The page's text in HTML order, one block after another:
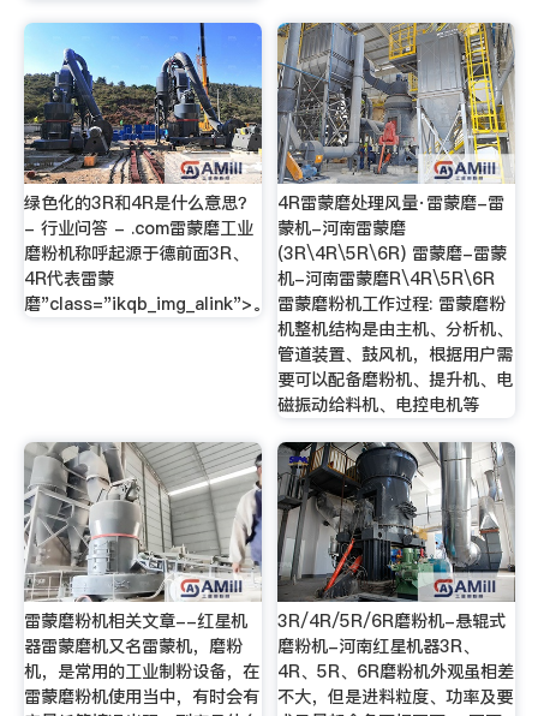
绿色化的3R和4R是什么意思？
- 行业问答 - .com雷蒙磨工业
磨粉机称呼起源于德前面3R、
4R代表雷蒙
磨"class="ikqb_img_alink">。
4R雷蒙磨处理风量·雷蒙磨-雷
蒙机-河南雷蒙磨
(3R\4R\5R\6R) 雷蒙磨-雷蒙
机-河南雷蒙磨R\4R\5R\6R
雷蒙磨粉机工作过程: 雷蒙磨粉
机整机结构是由主机、分析机、
管道装置、鼓风机，根据用户需
要可以配备磨粉机、提升机、电
磁振动给料机、电控电机等
雷蒙磨粉机相关文章--红星机
器雷蒙磨机又名雷蒙机，磨粉
机，是常用的工业制粉设备，在
雷蒙磨粉机使用当中，有时会有
3R/4R/5R/6R磨粉机-悬辊式
磨粉机-河南红星机器3R、
4R、5R、6R磨粉机外观虽相差
不大，但是进料粒度、功率及要